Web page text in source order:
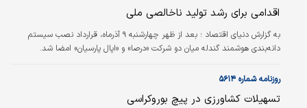
اقدامی برای رشد تولید ناخالصی ملی
به گزارش دنیای اقتصاد ؛ بعد از ظهر چهارشنبه ۹ آذرماه، قرارداد نصب سیستم
دانه‌بندی هوشمند گندله میان دو شرکت «درصا» و «اپال پارسیان» امضا شد.
روزنامه شماره ۵۶۱۴
تسهیلات کشاورزی در پیچ بوروکراسی